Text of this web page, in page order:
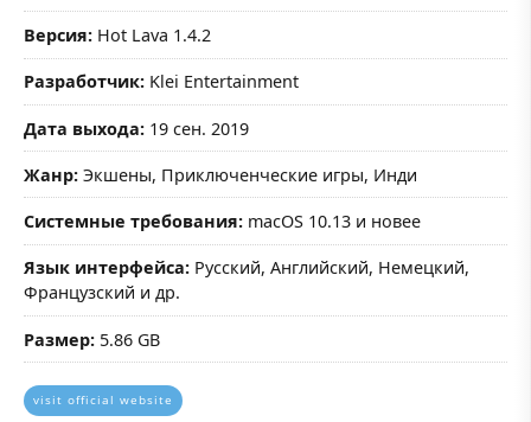
Версия: Hot Lava 1.4.2
Разработчик: Klei Entertainment
Дата выхода: 19 сен. 2019
Жанр: Экшены, Приключенческие игры, Инди
Системные требования: macOS 10.13 и новее
Язык интерфейса: Русский, Английский, Немецкий,
Французский и др.
Размер: 5.86 GB
visit official website